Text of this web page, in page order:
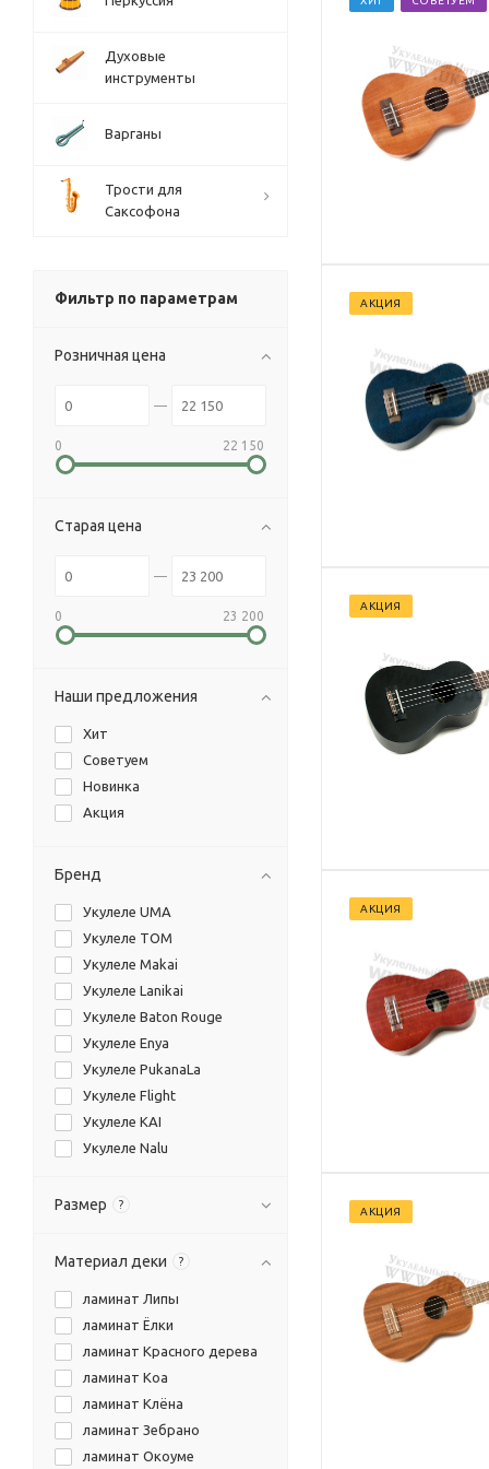
АКЦИЯ
АКЦИЯ
АКЦИЯ
АКЦИЯ
Духовые
инструменты
Варганы
Трости для
Саксофона
Фильтр по параметрам
Розничная цена
0 22 150
Старая цена
0 23 200
Наши предложения
Хит
Советуем
Новинка
Акция
Бренд
Укулеле UMA
Укулеле TOM
Укулеле Makai
Укулеле Lanikai
Укулеле Baton Rouge
Укулеле Enya
Укулеле PukanaLa
Укулеле Flight
Укулеле KAI
Укулеле Nalu
Размер ?
Материал деки ?
ламинат Липы
ламинат Ёлки
ламинат Красного дерева
ламинат Коа
ламинат Клёна
ламинат Зебрано
ламинат Окоуме